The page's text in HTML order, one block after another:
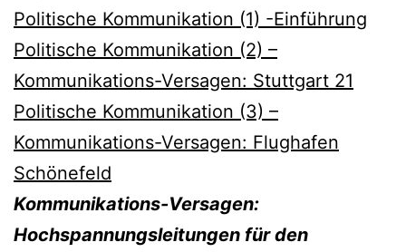
Politische Kommunikation (1) -Einführung
Politische Kommunikation (2) –
Kommunikations-Versagen: Stuttgart 21
Politische Kommunikation (3) –
Kommunikations-Versagen: Flughafen
Schönefeld
Kommunikations-Versagen:
Hochspannungsleitungen für den